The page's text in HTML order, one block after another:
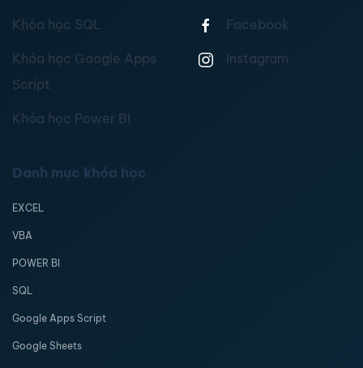
Khóa học SQL
Khóa học Google Apps
Script
Khóa học Power BI
Facebook
Instagram
Danh mục khóa học
EXCEL
VBA
POWER BI
SQL
Google Apps Script
Google Sheets